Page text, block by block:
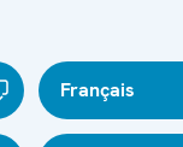
Français